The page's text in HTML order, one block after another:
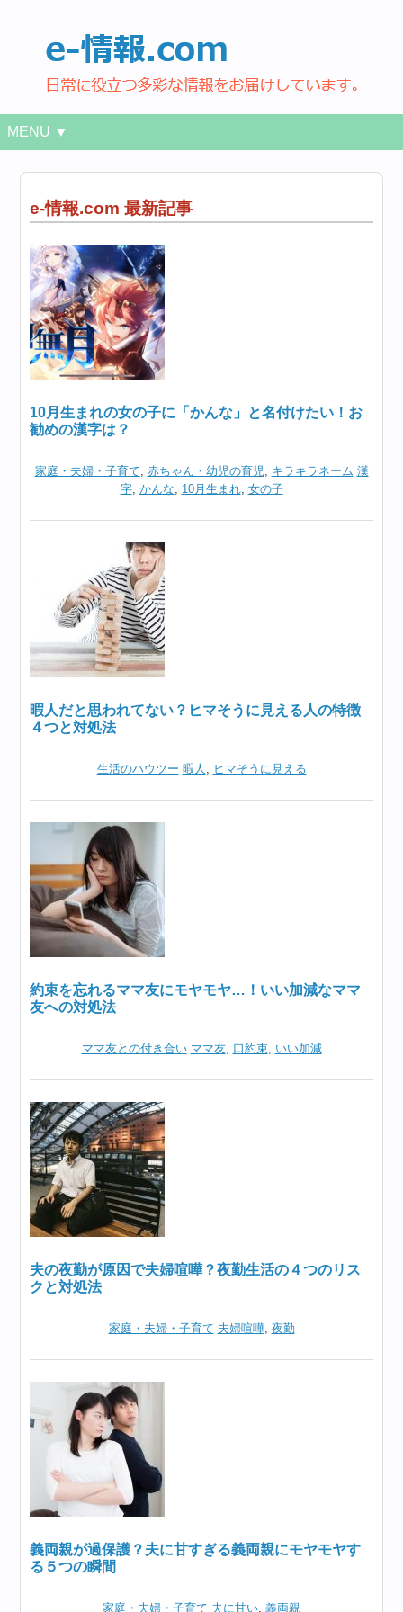
MENU ▼
e-情報.com 最新記事
10月生まれの女の子に「かんな」と名付けたい！お
勧めの漢字は？
家庭・夫婦・子育て, 赤ちゃん・幼児の育児, キラキラネーム 漢
字, かんな, 10月生まれ, 女の子
暇人だと思われてない？ヒマそうに見える人の特徴
４つと対処法
生活のハウツー 暇人 , ヒマそうに見える
約束を忘れるママ友にモヤモヤ…！いい加減なママ
友への対処法
ママ友との付き合い ママ友, 口約束, いい加減
夫の夜勤が原因で夫婦喧嘩？夜勤生活の４つのリス
クと対処法
家庭・夫婦・子育て 夫婦喧嘩, 夜勤
義両親が過保護？夫に甘すぎる義両親にモヤモヤす
る５つの瞬間
家庭・夫婦・子育て 夫に甘い, 義両親